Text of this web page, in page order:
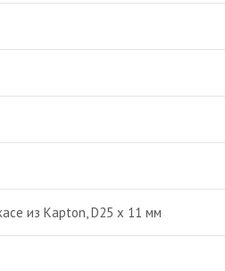
из Kapton, D25 х 11 мм